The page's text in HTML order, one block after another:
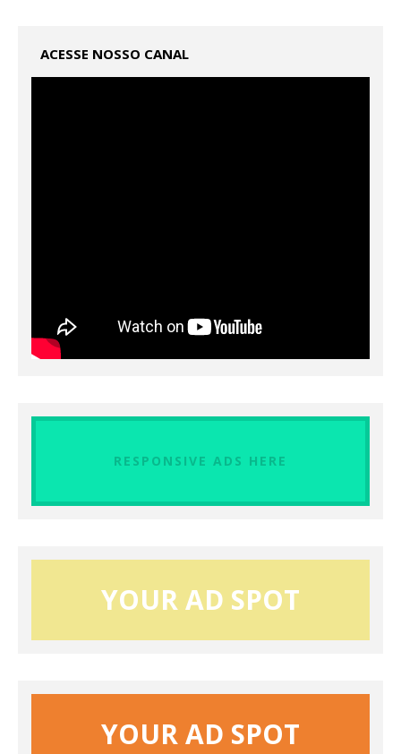
ACESSE NOSSO CANAL
RESPONSIVE ADS HERE
YOUR AD SPOT
YOUR AD SPOT